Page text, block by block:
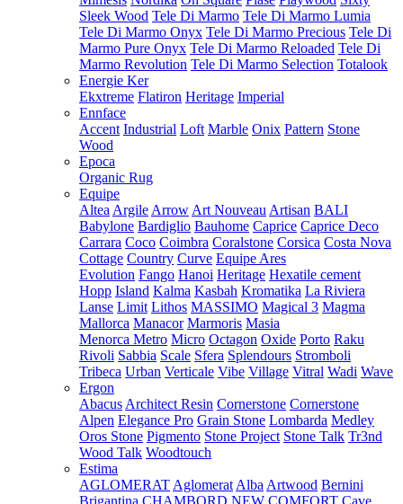
Sleek Wood Tele Di Marmo Tele Di Marmo Lumia
Tele Di Marmo Onyx Tele Di Marmo Precious Tele Di
Marmo Pure Onyx Tele Di Marmo Reloaded Tele Di
Marmo Revolution Tele Di Marmo Selection Totalook
Energie Ker
Ekxtreme Flatiron Heritage Imperial
Ennface
Accent Industrial Loft Marble Onix Pattern Stone
Wood
Epoca
Organic Rug
Equipe
Altea Argile Arrow Art Nouveau Artisan BALI
Babylone Bardiglio Bauhome Caprice Caprice Deco
Carrara Coco Coimbra Coralstone Corsica Costa Nova
Cottage Country Curve Equipe Ares
Evolution Fango Hanoi Heritage Hexatile cement
Hopp Island Kalma Kasbah Kromatika La Riviera
Lanse Limit Lithos MASSIMO Magical 3 Magma
Mallorca Manacor Marmoris Masia
Menorca Metro Micro Octagon Oxide Porto Raku
Rivoli Sabbia Scale Sfera Splendours Stromboli
Tribeca Urban Verticale Vibe Village Vitral Wadi Wave
Ergon
Abacus Architect Resin Cornerstone Cornerstone
Alpen Elegance Pro Grain Stone Lombarda Medley
Oros Stone Pigmento Stone Project Stone Talk Tr3nd
Wood Talk Woodtouch
Estima
AGLOMERAT Aglomerat Alba Artwood Bernini